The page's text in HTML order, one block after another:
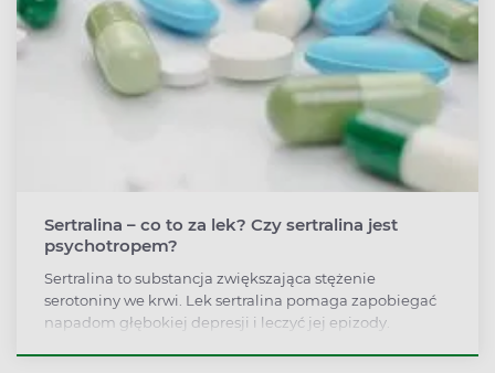
Sertralina – co to za lek? Czy sertralina jest
psychotropem?
Sertralina to substancja zwiększająca stężenie
serotoniny we krwi. Lek sertralina pomaga zapobiegać
napadom głębokiej depresji i leczyć jej epizody.